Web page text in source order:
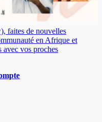
faites de nouvelles
en Afrique et
avec vos proches